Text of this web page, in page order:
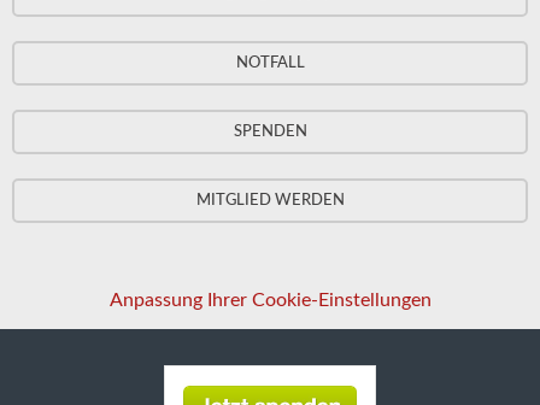
NOTFALL
SPENDEN
MITGLIED WERDEN
Anpassung Ihrer Cookie-Einstellungen